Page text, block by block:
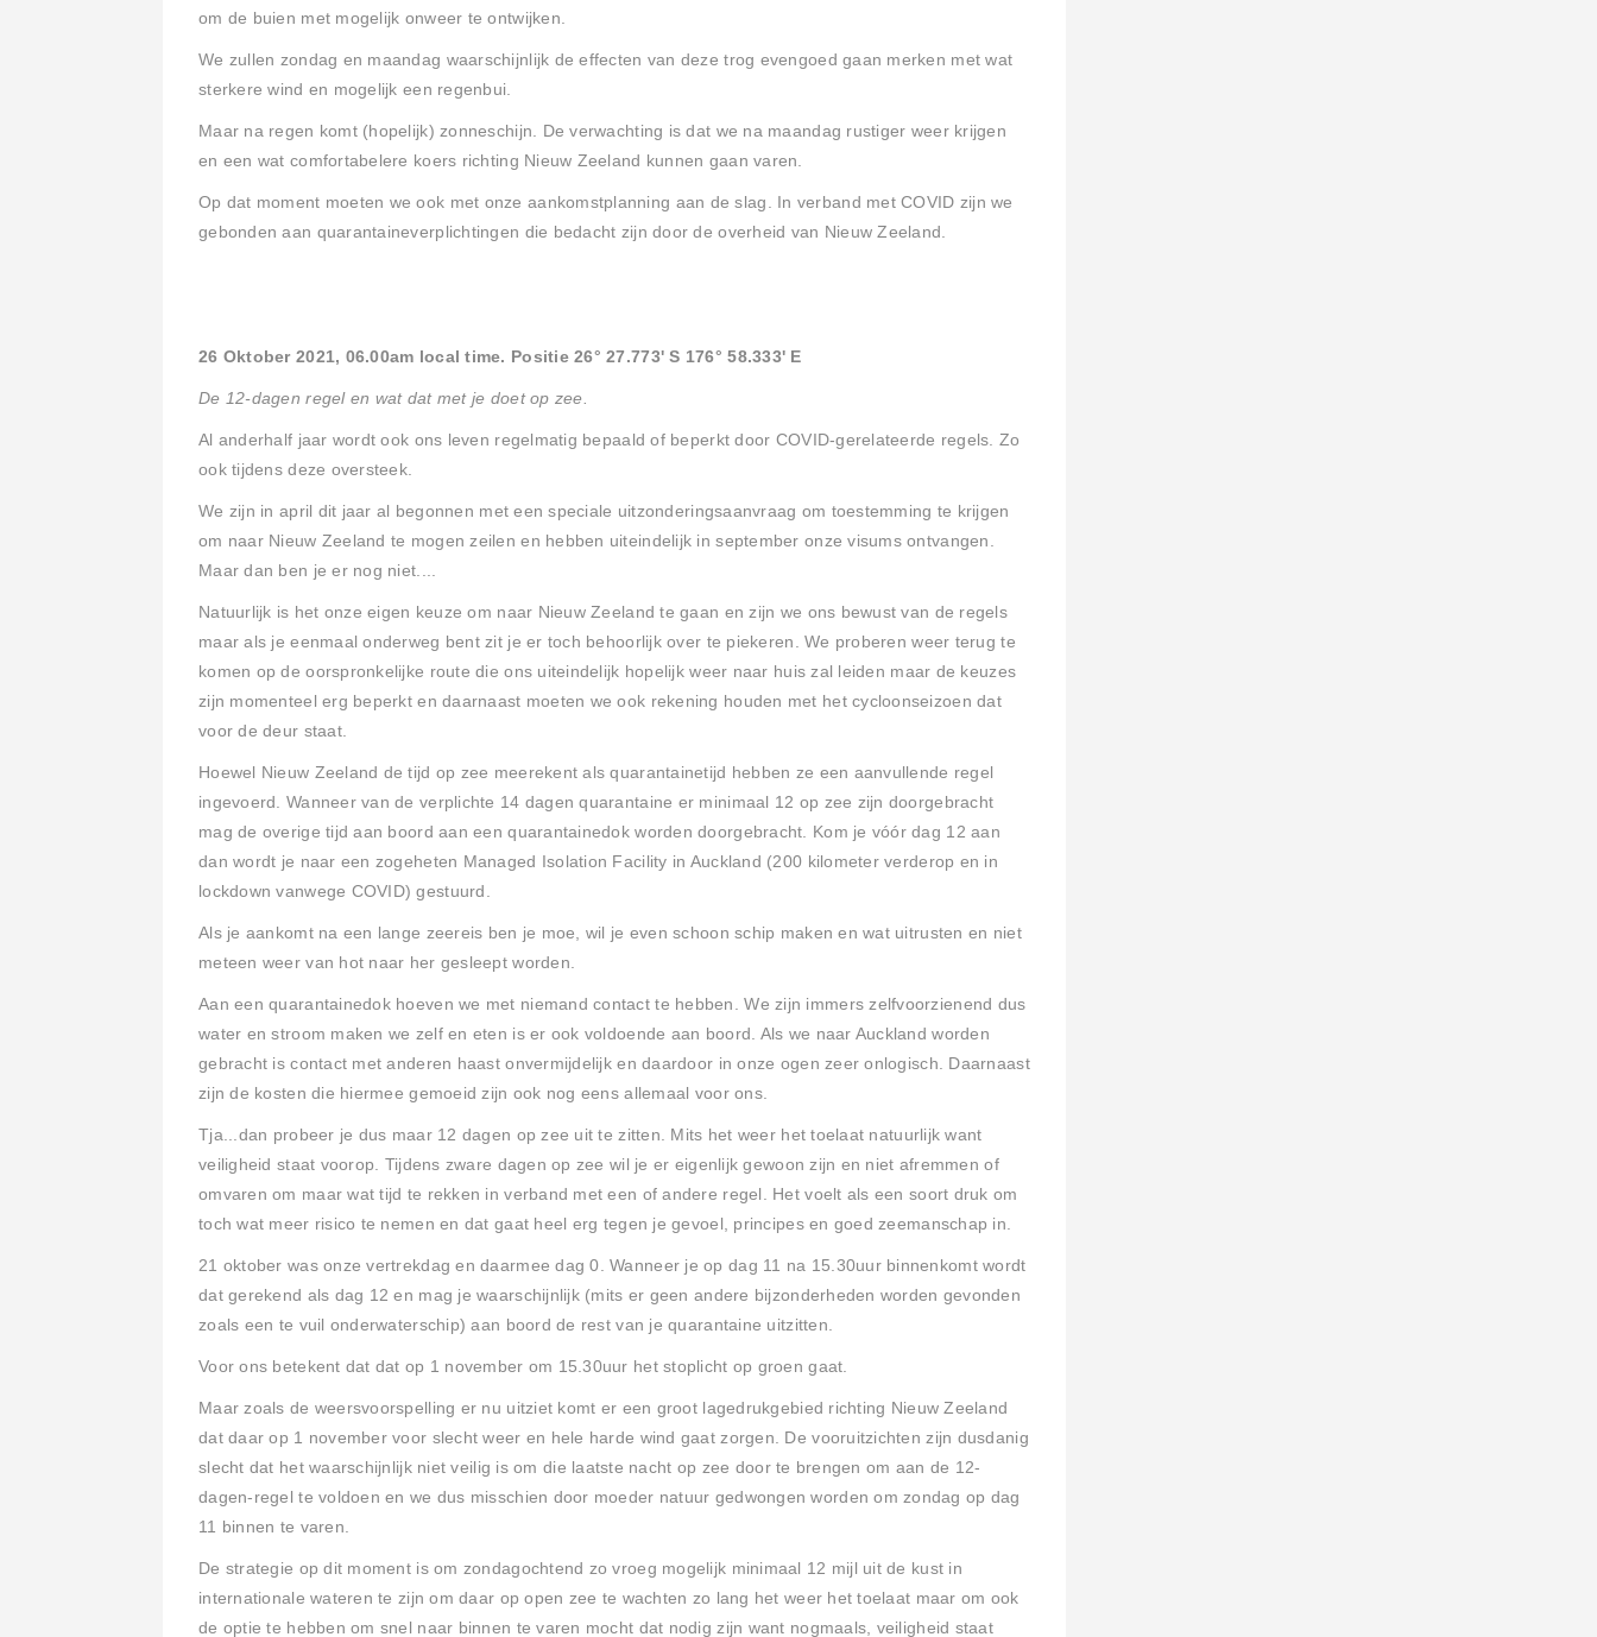
om de buien met mogelijk onweer te ontwijken.
We zullen zondag en maandag waarschijnlijk de effecten van deze trog evengoed gaan merken met wat
sterkere wind en mogelijk een regenbui.
Maar na regen komt (hopelijk) zonneschijn. De verwachting is dat we na maandag rustiger weer krijgen
en een wat comfortabelere koers richting Nieuw Zeeland kunnen gaan varen.
Op dat moment moeten we ook met onze aankomstplanning aan de slag. In verband met COVID zijn we
gebonden aan quarantaineverplichtingen die bedacht zijn door de overheid van Nieuw Zeeland.
26 Oktober 2021, 06.00am local time. Positie 26° 27.773' S 176° 58.333' E
De 12-dagen regel en wat dat met je doet op zee.
Al anderhalf jaar wordt ook ons leven regelmatig bepaald of beperkt door COVID-gerelateerde regels. Zo
ook tijdens deze oversteek.
We zijn in april dit jaar al begonnen met een speciale uitzonderingsaanvraag om toestemming te krijgen
om naar Nieuw Zeeland te mogen zeilen en hebben uiteindelijk in september onze visums ontvangen.
Maar dan ben je er nog niet....
Natuurlijk is het onze eigen keuze om naar Nieuw Zeeland te gaan en zijn we ons bewust van de regels
maar als je eenmaal onderweg bent zit je er toch behoorlijk over te piekeren. We proberen weer terug te
komen op de oorspronkelijke route die ons uiteindelijk hopelijk weer naar huis zal leiden maar de keuzes
zijn momenteel erg beperkt en daarnaast moeten we ook rekening houden met het cycloonseizoen dat
voor de deur staat.
Hoewel Nieuw Zeeland de tijd op zee meerekent als quarantainetijd hebben ze een aanvullende regel
ingevoerd. Wanneer van de verplichte 14 dagen quarantaine er minimaal 12 op zee zijn doorgebracht
mag de overige tijd aan boord aan een quarantainedok worden doorgebracht. Kom je vóór dag 12 aan
dan wordt je naar een zogeheten Managed Isolation Facility in Auckland (200 kilometer verderop en in
lockdown vanwege COVID) gestuurd.
Als je aankomt na een lange zeereis ben je moe, wil je even schoon schip maken en wat uitrusten en niet
meteen weer van hot naar her gesleept worden.
Aan een quarantainedok hoeven we met niemand contact te hebben. We zijn immers zelfvoorzienend dus
water en stroom maken we zelf en eten is er ook voldoende aan boord. Als we naar Auckland worden
gebracht is contact met anderen haast onvermijdelijk en daardoor in onze ogen zeer onlogisch. Daarnaast
zijn de kosten die hiermee gemoeid zijn ook nog eens allemaal voor ons.
Tja...dan probeer je dus maar 12 dagen op zee uit te zitten. Mits het weer het toelaat natuurlijk want
veiligheid staat voorop. Tijdens zware dagen op zee wil je er eigenlijk gewoon zijn en niet afremmen of
omvaren om maar wat tijd te rekken in verband met een of andere regel. Het voelt als een soort druk om
toch wat meer risico te nemen en dat gaat heel erg tegen je gevoel, principes en goed zeemanschap in.
21 oktober was onze vertrekdag en daarmee dag 0. Wanneer je op dag 11 na 15.30uur binnenkomt wordt
dat gerekend als dag 12 en mag je waarschijnlijk (mits er geen andere bijzonderheden worden gevonden
zoals een te vuil onderwaterschip) aan boord de rest van je quarantaine uitzitten.
Voor ons betekent dat dat op 1 november om 15.30uur het stoplicht op groen gaat.
Maar zoals de weersvoorspelling er nu uitziet komt er een groot lagedrukgebied richting Nieuw Zeeland
dat daar op 1 november voor slecht weer en hele harde wind gaat zorgen. De vooruitzichten zijn dusdanig
slecht dat het waarschijnlijk niet veilig is om die laatste nacht op zee door te brengen om aan de 12-
dagen-regel te voldoen en we dus misschien door moeder natuur gedwongen worden om zondag op dag
11 binnen te varen.
De strategie op dit moment is om zondagochtend zo vroeg mogelijk minimaal 12 mijl uit de kust in
internationale wateren te zijn om daar op open zee te wachten zo lang het weer het toelaat maar om ook
de optie te hebben om snel naar binnen te varen mocht dat nodig zijn want nogmaals, veiligheid staat